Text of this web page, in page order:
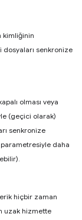
kimliğinin
senkronize
olması veya
(geçici olarak)
senkronize
parametresiyle daha
hiçbir zaman
uzak hizmette